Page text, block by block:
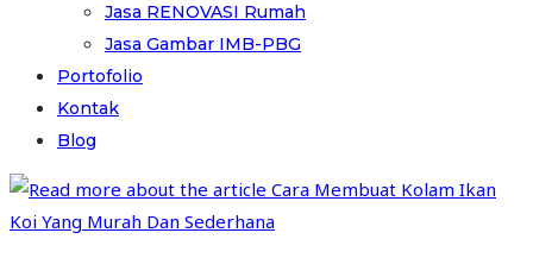
Jasa RENOVASI Rumah
Jasa Gambar IMB-PBG
Portofolio
Kontak
Blog